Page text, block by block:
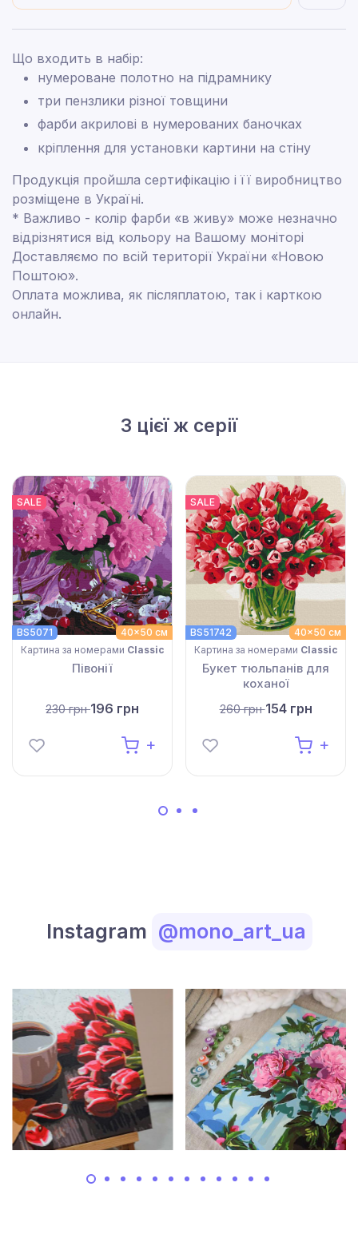
Що входить в набір:
нумероване полотно на підрамнику
три пензлики різної товщини
фарби акрилові в нумерованих баночках
кріплення для установки картини на стіну
Продукція пройшла сертифікацію і її виробництво
розміщене в Україні.
* Важливо - колір фарби «в живу» може незначно
відрізнятися від кольору на Вашому моніторі
Доставляємо по всій території України «Новою
Поштою».
Оплата можлива, як післяплатою, так і карткою
онлайн.
З цієї ж серії
SALE
40x50 см
BS5071
Картина за номерами Classic
Півонії
230 грн196 грн
SALE
40x50 см
BS51742
Картина за номерами Classic
Букет тюльпанів для
коханої
260 грн154 грн
Instagram @mono_art_ua